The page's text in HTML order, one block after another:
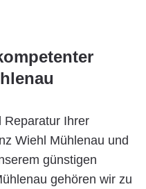
Reparatur Ihrer
Wiehl Mühlenau und
günstigen
gehören wir zu